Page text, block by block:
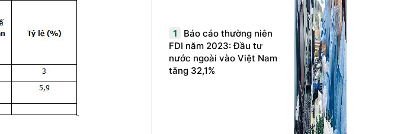
1
Báo cáo thường niên
FDI năm 2023: Đầu tư
nước ngoài vào Việt Nam
tăng 32,1%